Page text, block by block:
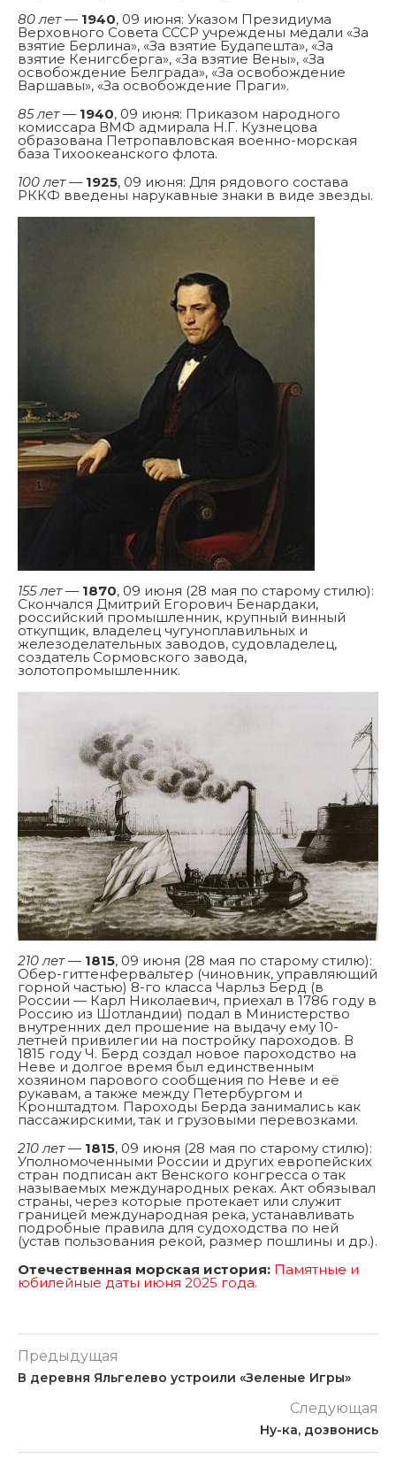
80 лет— 1940, 09 июня: Указом Президиума
Верховного Совета СССР учреждены медали «За
взятие Берлина», «За взятие Будапешта», «За
взятие Кенигсберга», «За взятие Вены», «За
освобождение Белграда», «За освобождение
Варшавы», «За освобождение Праги».
85 лет— 1940, 09 июня: Приказом народного
комиссара ВМФ адмирала Н.Г. Кузнецова
образована Петропавловская военно-морская
база Тихоокеанского флота.
100 лет— 1925, 09 июня: Для рядового состава
РККФ введены нарукавные знаки в виде звезды.
155 лет— 1870, 09 июня (28 мая по старому стилю):
Скончался Дмитрий Егорович Бенардаки,
российский промышленник, крупный винный
откупщик, владелец чугуноплавильных и
железоделательных заводов, судовладелец,
создатель Сормовского завода,
золотопромышленник.
210 лет— 1815, 09 июня (28 мая по старому стилю):
Обер-гиттенфервальтер (чиновник, управляющий
горной частью) 8-го класса Чарльз Берд (в
России — Карл Николаевич, приехал в 1786 году в
Россию из Шотландии) подал в Министерство
внутренних дел прошение на выдачу ему 10-
летней привилегии на постройку пароходов. В
1815 году Ч. Берд создал новое пароходство на
Неве и долгое время был единственным
хозяином парового сообщения по Неве и её
рукавам, а также между Петербургом и
Кронштадтом. Пароходы Берда занимались как
пассажирскими, так и грузовыми перевозками.
210 лет— 1815, 09 июня (28 мая по старому стилю):
Уполномоченными России и других европейских
стран подписан акт Венского конгресса о так
называемых международных реках. Акт обязывал
страны, через которые протекает или служит
границей международная река, устанавливать
подробные правила для судоходства по ней
(устав пользования рекой, размер пошлины и др.).
Отечественная морская история: Памятные и
юбилейные даты июня 2025 года.
Предыдущая
В деревня Яльгелево устроили «Зеленые Игры»
Следующая
Ну-ка, дозвонись